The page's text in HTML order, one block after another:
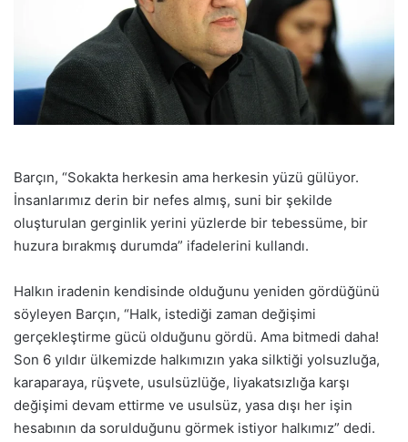
Barçın, “Sokakta herkesin ama herkesin yüzü gülüyor.
İnsanlarımız derin bir nefes almış, suni bir şekilde
oluşturulan gerginlik yerini yüzlerde bir tebessüme, bir
huzura bırakmış durumda” ifadelerini kullandı.
Halkın iradenin kendisinde olduğunu yeniden gördüğünü
söyleyen Barçın, “Halk, istediği zaman değişimi
gerçekleştirme gücü olduğunu gördü. Ama bitmedi daha!
Son 6 yıldır ülkemizde halkımızın yaka silktiği yolsuzluğa,
karaparaya, rüşvete, usulsüzlüğe, liyakatsızlığa karşı
değişimi devam ettirme ve usulsüz, yasa dışı her işin
hesabının da sorulduğunu görmek istiyor halkımız” dedi.